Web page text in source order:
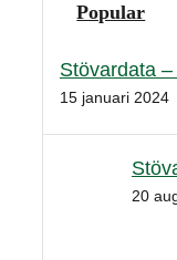
Popular
Stövardata
15 januari 2024
20